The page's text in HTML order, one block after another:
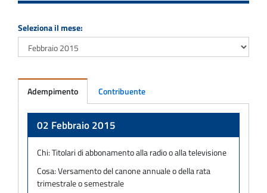
Seleziona il mese:
Adempimento Contribuente
02 Febbraio 2015
Chi:Titolari di abbonamento alla radio o alla televisione
Cosa:Versamento del canone annuale o della rata
trimestrale o semestrale